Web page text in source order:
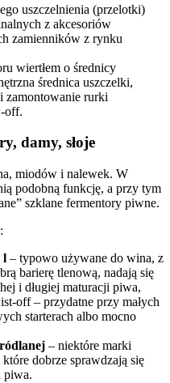
uszczelnienia (przelotki)
z akcesoriów
zamienników z rynku
wiertłem o średnicy
średnica uszczelki,
zamontowanie rurki
off.
damy, słoje
miodów i nalewek. W
podobną funkcję, a przy tym
szklane fermentory piwne.
l – typowo używane do wina, z
barierę tlenową, nadają się
i długiej maturacji piwa,
off – przydatne przy małych
starterach albo mocno
– niektóre marki
dobrze sprawdzają się
piwa.